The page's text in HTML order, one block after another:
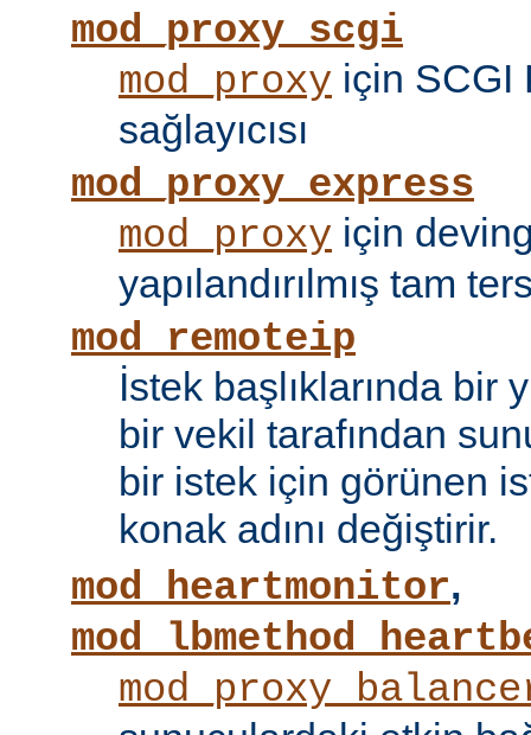
mod_proxy_scgi
mod_proxy için SCGI
sağlayıcısı
mod_proxy_express
mod_proxy için
yapılandırılmış tam
mod_remoteip
İstek başlıklarında bir
bir vekil tarafından
bir istek için görünen
konak adını değiştirir.
mod_heartmonitor,